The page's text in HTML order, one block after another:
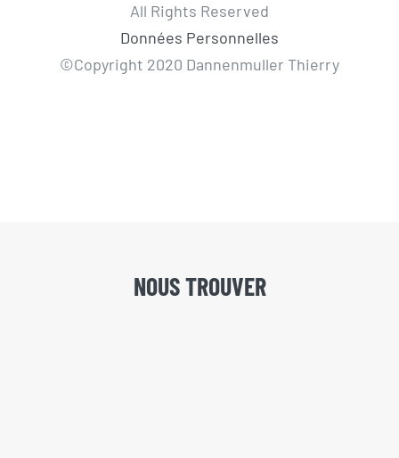
All Rights Reserved
Données Personnelles
©Copyright 2020 Dannenmuller Thierry
NOUS TROUVER